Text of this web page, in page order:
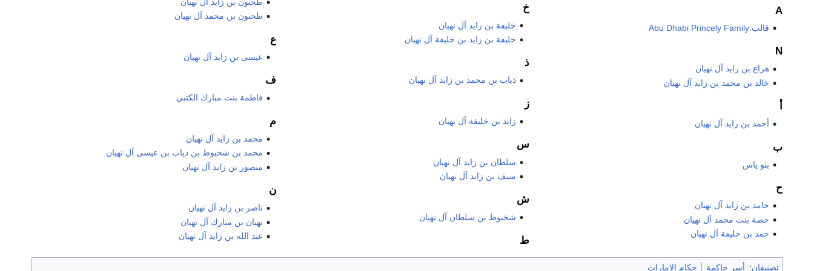
A
قالب:Abu Dhabi Princely Family
N
هزاع بن زايد آل نهيان
خالد بن محمد بن زايد آل نهيان
أحمد بن زايد آل نهيان
ب
بنو ياس
ح
حامد بن زايد آل نهيان
حصة بنت محمد آل نهيان
حمد بن خليفة آل نهيان
خ
خليفة بن زايد آل نهيان
خليفة بن زايد بن خليفة آل نهيان
ذ
ذياب بن محمد بن زايد آل نهيان
ز
زايد بن خليفة آل نهيان
س
سلطان بن زايد آل نهيان
سيف بن زايد آل نهيان
ش
شخبوط بن سلطان آل نهيان
ط
طحنون بن محمد آل نهيان
ع
عيسى بن زايد آل نهيان
ف
فاطمة بنت مبارك الكتبي
م
محمد بن زايد آل نهيان
محمد بن شخبوط بن ذياب بن عيسى آل نهيان
منصور بن زايد آل نهيان
ن
ناصر بن زايد آل نهيان
نهيان بن مبارك آل نهيان
عبد الله بن زايد آل نهيان
تصنيفان: أسر حاكمة حكام الإمارات